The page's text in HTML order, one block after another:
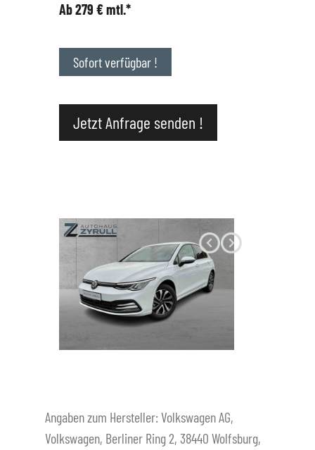
VW Nutzfahrzeugservice
SKODA Service
Unternehmen
Wir kaufen Dein Auto
Impressum
Ab 279 € mtl.*
Sofort verfügbar !
Jetzt Anfrage senden !
Angaben zum Hersteller: Volkswagen AG,
Volkswagen, Berliner Ring 2, 38440 Wolfsburg,